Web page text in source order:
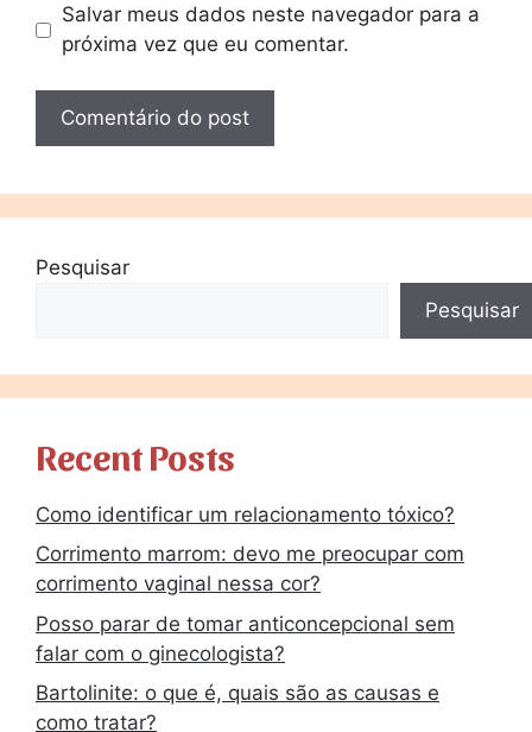
Salvar meus dados neste navegador para a
próxima vez que eu comentar.
Pesquisar
Pesquisar
Recent Posts
Como identificar um relacionamento tóxico?
Corrimento marrom: devo me preocupar com
corrimento vaginal nessa cor?
Posso parar de tomar anticoncepcional sem
falar com o ginecologista?
Bartolinite: o que é, quais são as causas e
como tratar?